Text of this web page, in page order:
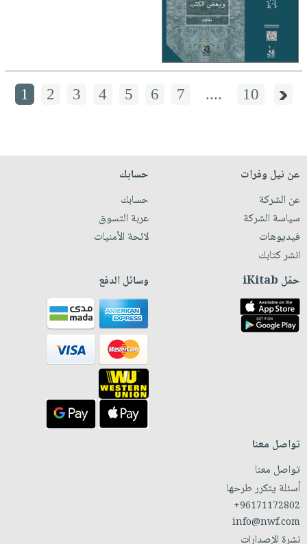
1 2 3 4 5 6 7 .... 10
عن نيل وفرات
عن الشركة
سياسة الشركة
فيديوهات
انشر كتابك
حسابك
حسابك
عربة التسوق
لائحة الأمنيات
حمّل iKitab وسائل الدفع
تواصل معنا
تواصل معنا
أسئلة يتكرر طرحها
+96171172802
info@nwf.com
نشرة الإصدارات